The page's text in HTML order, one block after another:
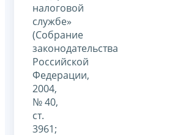
налоговой
службе»
(Собрание
законодательства
Российской
Федерации,
2004,
№ 40,
ст.
3961;